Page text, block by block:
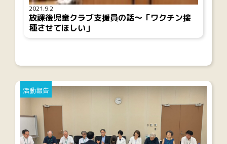
2021.9.2
放課後児童クラブ支援員の話～「ワクチン接
種させてほしい」
活動報告